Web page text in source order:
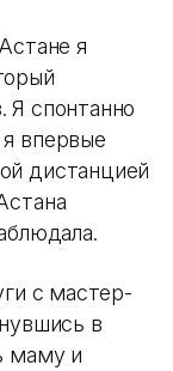
я
Я спонтанно
впервые
дистанцией
с мастер-
в
маму и